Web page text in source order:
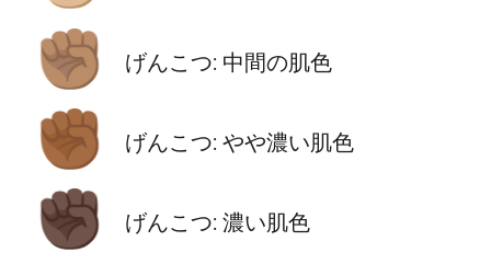
✊🏽 げんこつ: 中間の肌色
✊🏾 げんこつ: やや濃い肌色
✊🏿 げんこつ: 濃い肌色